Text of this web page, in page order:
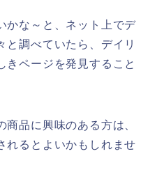
かな～と、ネット上でデ
と調べていたら、デイリ
きページを発見すること
品に興味のある方は、
れるとよいかもしれませ